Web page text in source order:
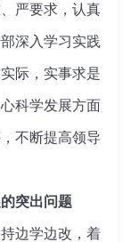
严要求，认真
深入学习实践
际，实事求是
科学发展方面
不断提高领导
突出问题
边学边改，着